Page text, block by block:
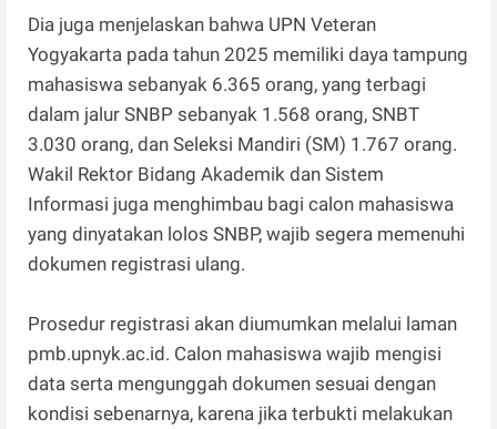
Dia juga menjelaskan bahwa UPN Veteran
Yogyakarta pada tahun 2025 memiliki daya tampung
mahasiswa sebanyak 6.365 orang, yang terbagi
dalam jalur SNBP sebanyak 1.568 orang, SNBT
3.030 orang, dan Seleksi Mandiri (SM) 1.767 orang.
Wakil Rektor Bidang Akademik dan Sistem
Informasi juga menghimbau bagi calon mahasiswa
yang dinyatakan lolos SNBP, wajib segera memenuhi
dokumen registrasi ulang.
Prosedur registrasi akan diumumkan melalui laman
pmb.upnyk.ac.id. Calon mahasiswa wajib mengisi
data serta mengunggah dokumen sesuai dengan
kondisi sebenarnya, karena jika terbukti melakukan